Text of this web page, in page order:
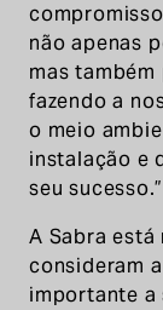
não apenas
mas
fazendo a
o meio
instalação e
seu sucesso.”
A Sabra
consideram
importante a